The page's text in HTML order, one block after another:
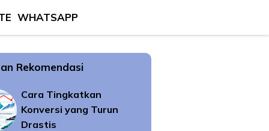
WHATSAPP
Rekomendasi
Cara Tingkatkan
Konversi yang Turun
Drastis